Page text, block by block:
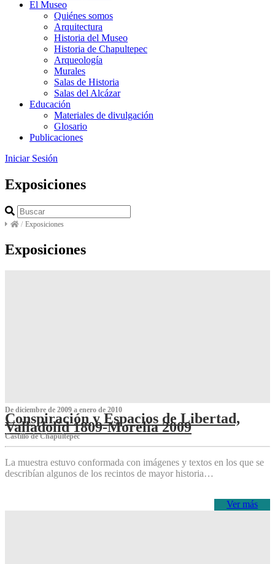
El Museo
Quiénes somos
Arquitectura
Historia del Museo
Historia de Chapultepec
Arqueología
Murales
Salas de Historia
Salas del Alcázar
Educación
Materiales de divulgación
Glosario
Publicaciones
Iniciar Sesión
Exposiciones
/ Exposiciones
Exposiciones
De diciembre de 2009 a enero de 2010
Conspiración y Espacios de Libertad,
Valladolid 1809-Morelia 2009
Castillo de Chapultepec
La muestra estuvo conformada con imágenes y textos en los que se
describían algunos de los recintos de mayor historia…
Ver más